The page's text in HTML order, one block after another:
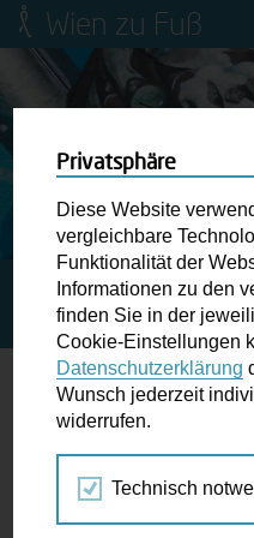
Wien zu Fuß
Mobilitätsbildung
Jugendliche
Ringstraße-
Wiener
Newsletter
Wunschbox
der Ampel ...
STARTSEITE
UNBEKANNTES
18.
DEZ
2019
Privatsphäre
Diese Website
vergleichbare
Funktionalität der
Informationen zu den
finden Sie in der
Cookie-Einstellungen
Datenschutzerklärung
Wunsch jederzeit
widerrufen.
Technisch